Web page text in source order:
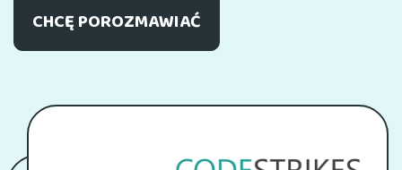
CHCĘ POROZMAWIAĆ